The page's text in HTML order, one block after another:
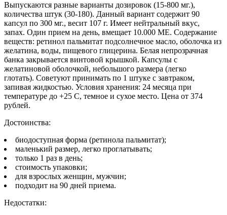
Выпускаются разные варианты дозировок (15-800 мг.),
количества штук (30-180). Данный вариант содержит 90
капсул по 300 мг., весит 107 г. Имеет нейтральный вкус,
запах. Один прием на день, вмещает 10.000 МЕ. Содержание
веществ: ретинол пальмитат подсолнечное масло, оболочка из
желатина, воды, пищевого глицерина. Белая непрозрачная
банка закрывается винтовой крышкой. Капсулы с
желатиновой оболочкой, небольшого размера (легко
глотать). Советуют принимать по 1 штуке с завтраком,
запивая жидкостью. Условия хранения: 24 месяца при
температуре до +25 С, темное и сухое место. Цена от 374
рублей.
Достоинства:
биодоступная форма (ретинола пальмитат);
маленький размер, легко проглатывать;
только 1 раз в день;
стоимость упаковки;
для взрослых женщин, мужчин;
подходит на 90 дней приема.
Недостатки: